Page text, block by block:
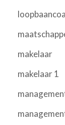
makelaar
makelaar 1